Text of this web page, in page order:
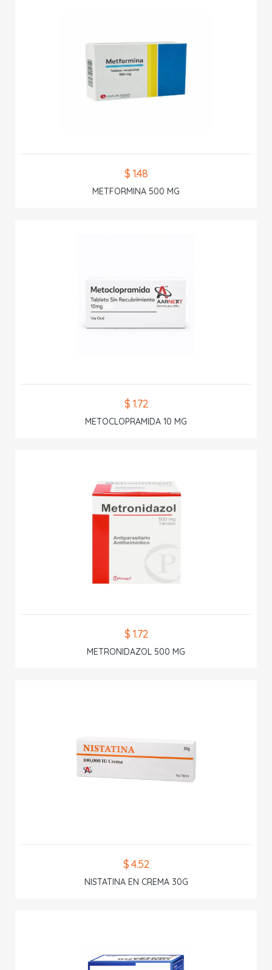
$ 1.48
METFORMINA 500 MG
$ 1.72
METOCLOPRAMIDA 10 MG
$ 1.72
METRONIDAZOL 500 MG
$ 4.52
NISTATINA EN CREMA 30G